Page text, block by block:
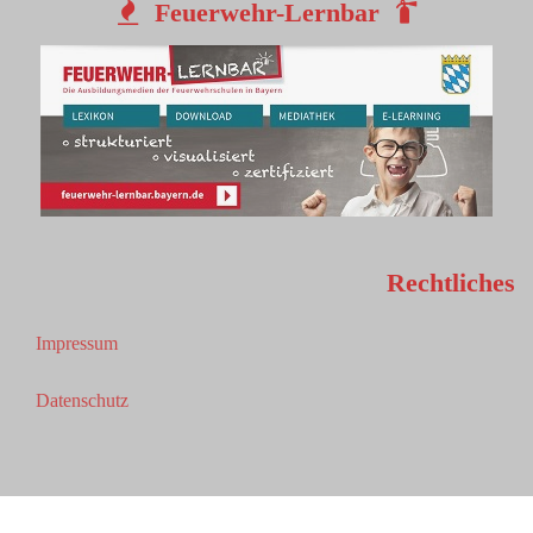
Feuerwehr-Lernbar
Rechtliches
Impressum
Datenschutz